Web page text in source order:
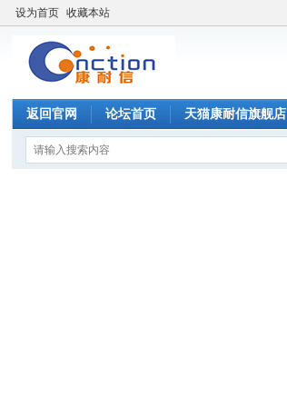
设为首页 收藏本站
返回官网 论坛首页 天猫康耐信旗舰店